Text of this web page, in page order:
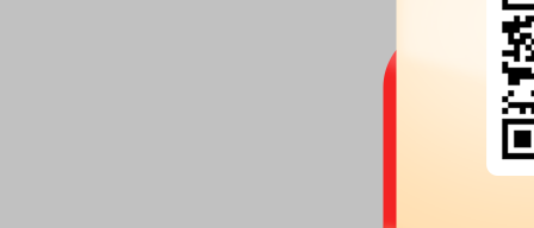
2026年06月16日发布《